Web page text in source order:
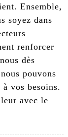
Ensemble,
soyez dans
renforcer
dès
pouvons
vos besoins.
avec le